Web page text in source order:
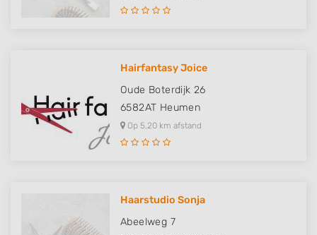
Hairfantasy Joice
Oude Boterdijk 26
6582AT Heumen
Op 5,20 km afstand
Haarstudio Sonja
Abeelweg 7